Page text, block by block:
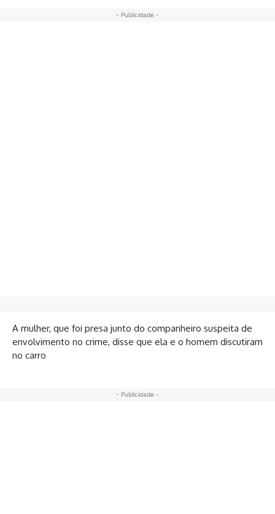
- Publicidade -
A mulher, que foi presa junto do companheiro suspeita de
envolvimento no crime, disse que ela e o homem discutiram
no carro
- Publicidade -